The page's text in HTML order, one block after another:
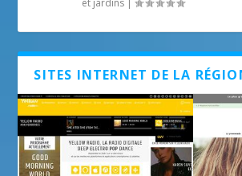
et jardins |
SITES INTERNET DE LA